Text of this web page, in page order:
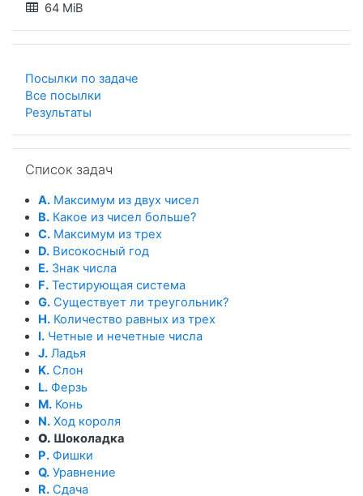
64 MiB
Посылки по задаче
Все посылки
Результаты
Список задач
A. Максимум из двух чисел
B. Какое из чисел больше?
C. Максимум из трех
D. Високосный год
E. Знак числа
F. Тестирующая система
G. Существует ли треугольник?
H. Количество равных из трех
I. Четные и нечетные числа
J. Ладья
K. Слон
L. Ферзь
M. Конь
N. Ход короля
O. Шоколадка
P. Фишки
Q. Уравнение
R. Сдача